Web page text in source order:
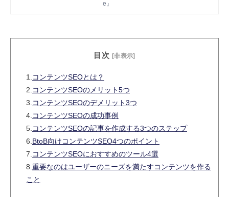
e』
目次 [非表示]
1. コンテンツSEOとは？
2. コンテンツSEOのメリット5つ
3. コンテンツSEOのデメリット3つ
4. コンテンツSEOの成功事例
5. コンテンツSEOの記事を作成する3つのステップ
6. BtoB向けコンテンツSEO4つのポイント
7. コンテンツSEOにおすすめのツール4選
8. 重要なのはユーザーのニーズを満たすコンテンツを作る
こと